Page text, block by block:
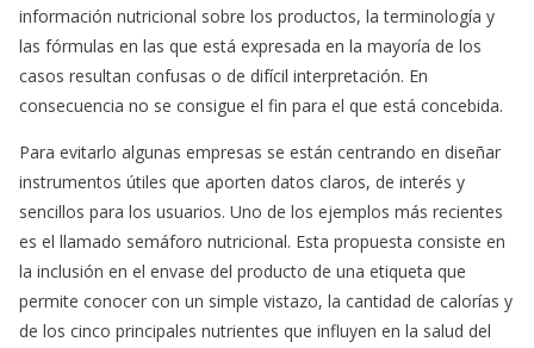
información nutricional sobre los productos, la terminología y
las fórmulas en las que está expresada en la mayoría de los
casos resultan confusas o de difícil interpretación. En
consecuencia no se consigue el fin para el que está concebida.
Para evitarlo algunas empresas se están centrando en diseñar
instrumentos útiles que aporten datos claros, de interés y
sencillos para los usuarios. Uno de los ejemplos más recientes
es el llamado semáforo nutricional. Esta propuesta consiste en
la inclusión en el envase del producto de una etiqueta que
permite conocer con un simple vistazo, la cantidad de calorías y
de los cinco principales nutrientes que influyen en la salud del